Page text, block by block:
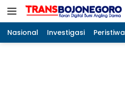
Langsung
Nasional Investigasi Peristiwa